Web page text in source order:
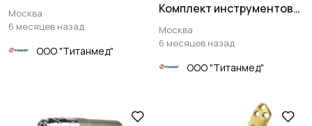
Москва
6 месяцев назад
ООО "Титанмед"
Комплект инструментов
для установки
компрессионных пластин
Москва
6 месяцев назад
ООО "Титанмед"